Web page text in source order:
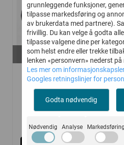
På lager i
176
HUMMEL
HETTEGENSER DARE ...
grunnleggende funksjoner,
tilpasse markedsføring og
av brukerdata med partnere).
frivillig. Du kan velge å godta
tilpasse valgene dine per
som helst endre eller trekke
lenken «personvern» nederst
Les mer om
Googles retningslinjer for
Godta nødvendig
Nødvendig Analyse Markedsføring